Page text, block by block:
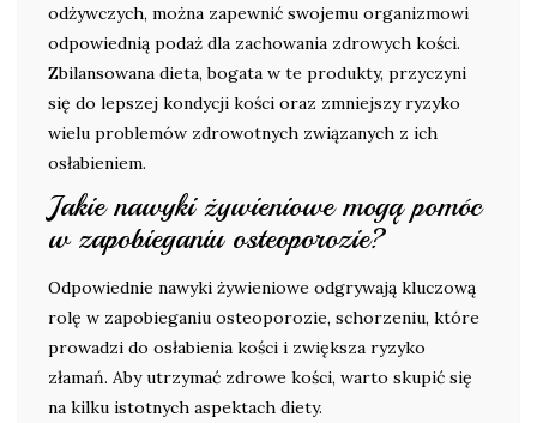
odżywczych, można zapewnić swojemu organizmowi
odpowiednią podaż dla zachowania zdrowych kości.
Zbilansowana dieta, bogata w te produkty, przyczyni
się do lepszej kondycji kości oraz zmniejszy ryzyko
wielu problemów zdrowotnych związanych z ich
osłabieniem.
Jakie nawyki żywieniowe mogą pomóc
w zapobieganiu osteoporozie?
Odpowiednie nawyki żywieniowe odgrywają kluczową
rolę w zapobieganiu osteoporozie, schorzeniu, które
prowadzi do osłabienia kości i zwiększa ryzyko
złamań. Aby utrzymać zdrowe kości, warto skupić się
na kilku istotnych aspektach diety.